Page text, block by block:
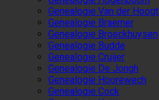
Genealogie Van der Hoogt
Genealogie Braemer
Genealogie Broeckhuysen
Genealogie Budde
Genealogie Cruijer
Genealogie De Jongh
Genealogie Hoorewech
Genealogie Cock